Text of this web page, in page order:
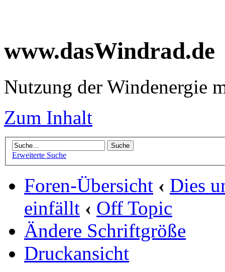
www.dasWindrad.de
Nutzung der Windenergie
Zum Inhalt
Erweiterte Suche
Foren-Übersicht ‹ Dies
einfällt ‹ Off Topic
Ändere Schriftgröße
Druckansicht